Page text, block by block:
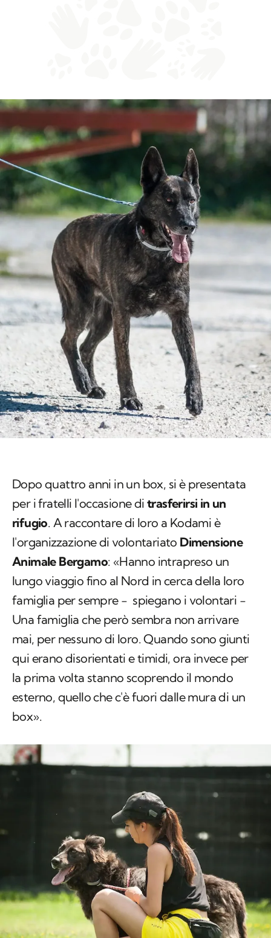
Dopo quattro anni in un box, si è presentata
per i fratelli l'occasione di trasferirsi in un
rifugio. A raccontare di loro a Kodami è
l'organizzazione di volontariato Dimensione
Animale Bergamo: «Hanno intrapreso un
lungo viaggio fino al Nord in cerca della loro
famiglia per sempre − spiegano i volontari −
Una famiglia che però sembra non arrivare
mai, per nessuno di loro. Quando sono giunti
qui erano disorientati e timidi, ora invece per
la prima volta stanno scoprendo il mondo
esterno, quello che c'è fuori dalle mura di un
box».